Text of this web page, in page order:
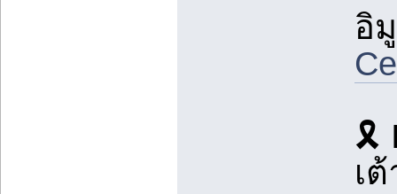
อิ
🎗
เ